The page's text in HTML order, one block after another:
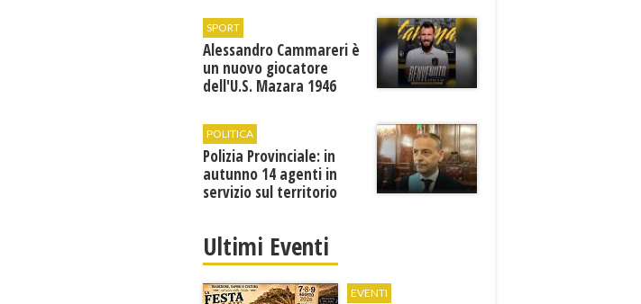
SPORT
Alessandro Cammareri è
un nuovo giocatore
dell'U.S. Mazara 1946
POLITICA
Polizia Provinciale: in
autunno 14 agenti in
servizio sul territorio
Ultimi Eventi
EVENTI